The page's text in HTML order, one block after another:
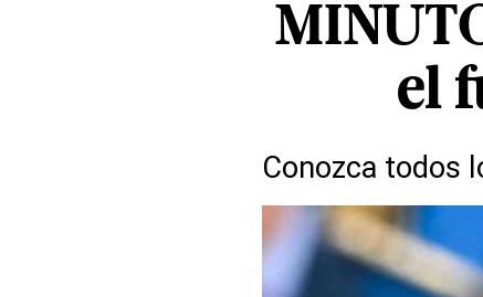
el
Conozca todos